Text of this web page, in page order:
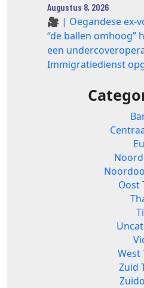
Augustus 8, 2026
🎥 | Oegandese ex-
“de ballen omhoog”
een
Immigratiedienst
Oost
West
Zuid